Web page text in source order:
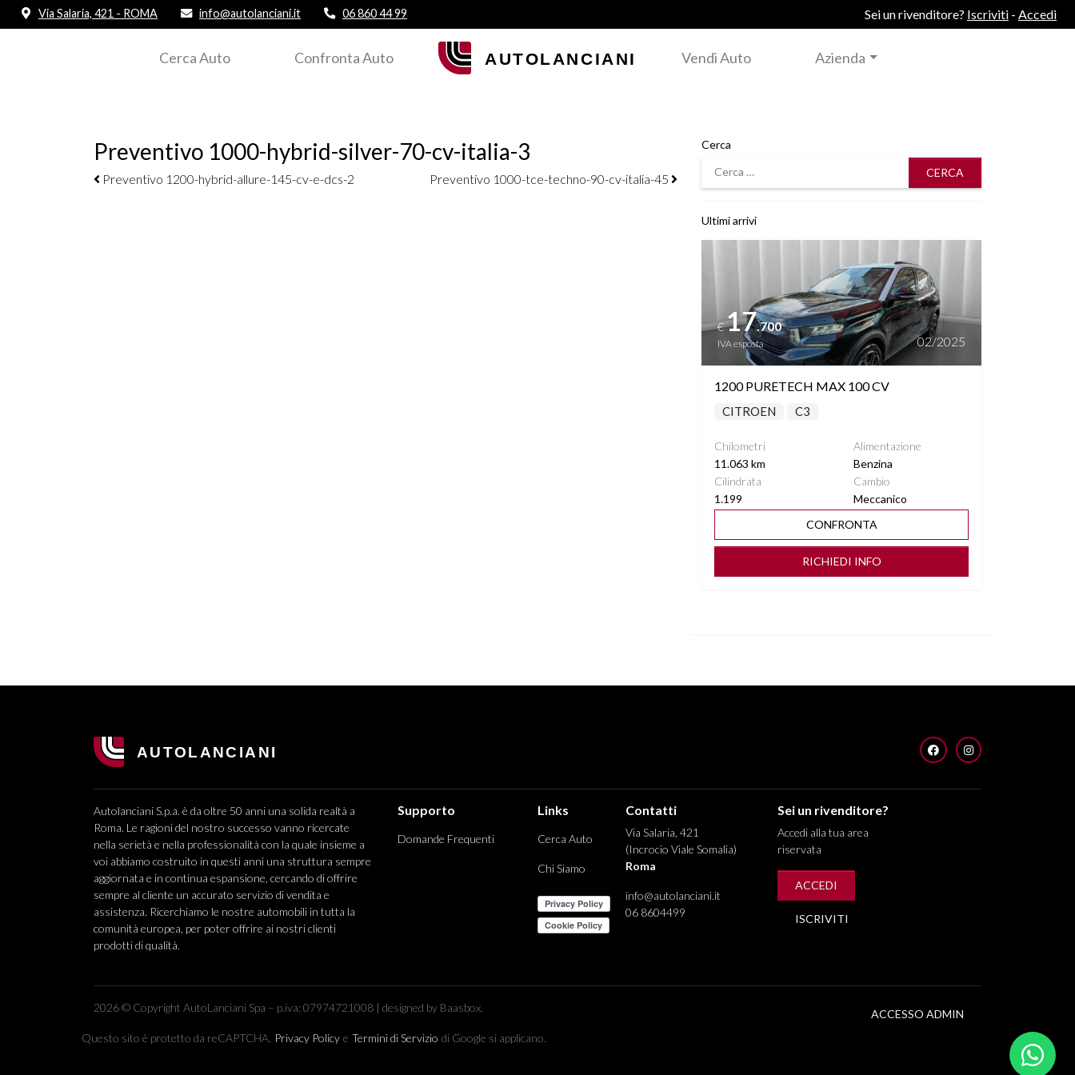
Via Salaria, 421 - ROMA info@autolanciani.it 06 860 44 99 Sei un rivenditore? Iscriviti - Accedi
Cerca Auto Confronta Auto Vendi Auto Azienda
Preventivo 1000-hybrid-silver-70-cv-italia-3
Navigazione elementi
Preventivo 1200-hybrid-allure-145-cv-e-dcs-2 Preventivo 1000-tce-techno-90-cv-italia-45
Cerca
Cerca
Ultimi arrivi
Vedi dettagli
€17.700
IVA esposta 02/2025
1200 PURETECH MAX 100 CV
CITROEN C3
Chilometri
11.063 km
Alimentazione
Benzina
Cilindrata
1.199
Cambio
Meccanico
CONFRONTA
RICHIEDI INFO
FACEBOOKINSTAGRAM
Autolanciani S.p.a. è da oltre 50 anni una solida realtà a
Roma. Le ragioni del nostro successo vanno ricercate
nella serietà e nella professionalità con la quale insieme a
voi abbiamo costruito in questi anni una struttura sempre
aggiornata e in continua espansione, cercando di offrire
sempre al cliente un accurato servizio di vendita e
assistenza. Ricerchiamo le nostre automobili in tutta la
comunità europea, per poter offrire ai nostri clienti
prodotti di qualità.
Supporto
Domande Frequenti
Links
Cerca Auto
Chi Siamo
Contatti
Via Salaria, 421
(Incrocio Viale Somalia)
Roma
info@autolanciani.it
06 8604499
Sei un rivenditore?
Accedi alla tua area
riservata
ACCEDI
ISCRIVITI
2026 © Copyright AutoLanciani Spa – p.iva: 07974721008 | designed by Baasbox.
ACCESSO ADMIN
Questo sito è protetto da reCAPTCHA. Privacy Policy e Termini di Servizio di Google si applicano.